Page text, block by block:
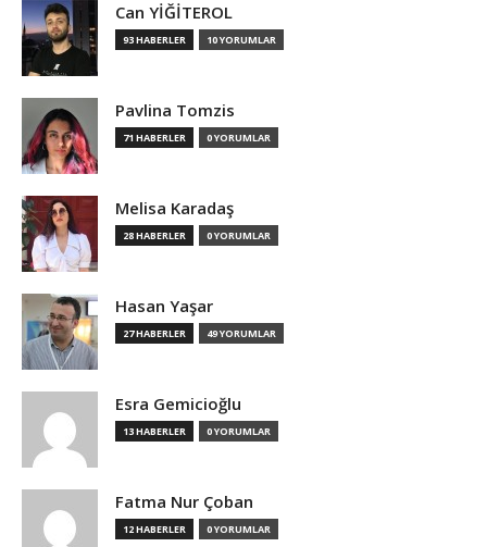
Can YİĞİTEROL
93 HABERLER 10 YORUMLAR
Pavlina Tomzis
71 HABERLER 0 YORUMLAR
Melisa Karadaş
28 HABERLER 0 YORUMLAR
Hasan Yaşar
27 HABERLER 49 YORUMLAR
Esra Gemicioğlu
13 HABERLER 0 YORUMLAR
Fatma Nur Çoban
12 HABERLER 0 YORUMLAR